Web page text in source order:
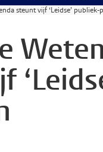
steunt vijf ‘Leidse’